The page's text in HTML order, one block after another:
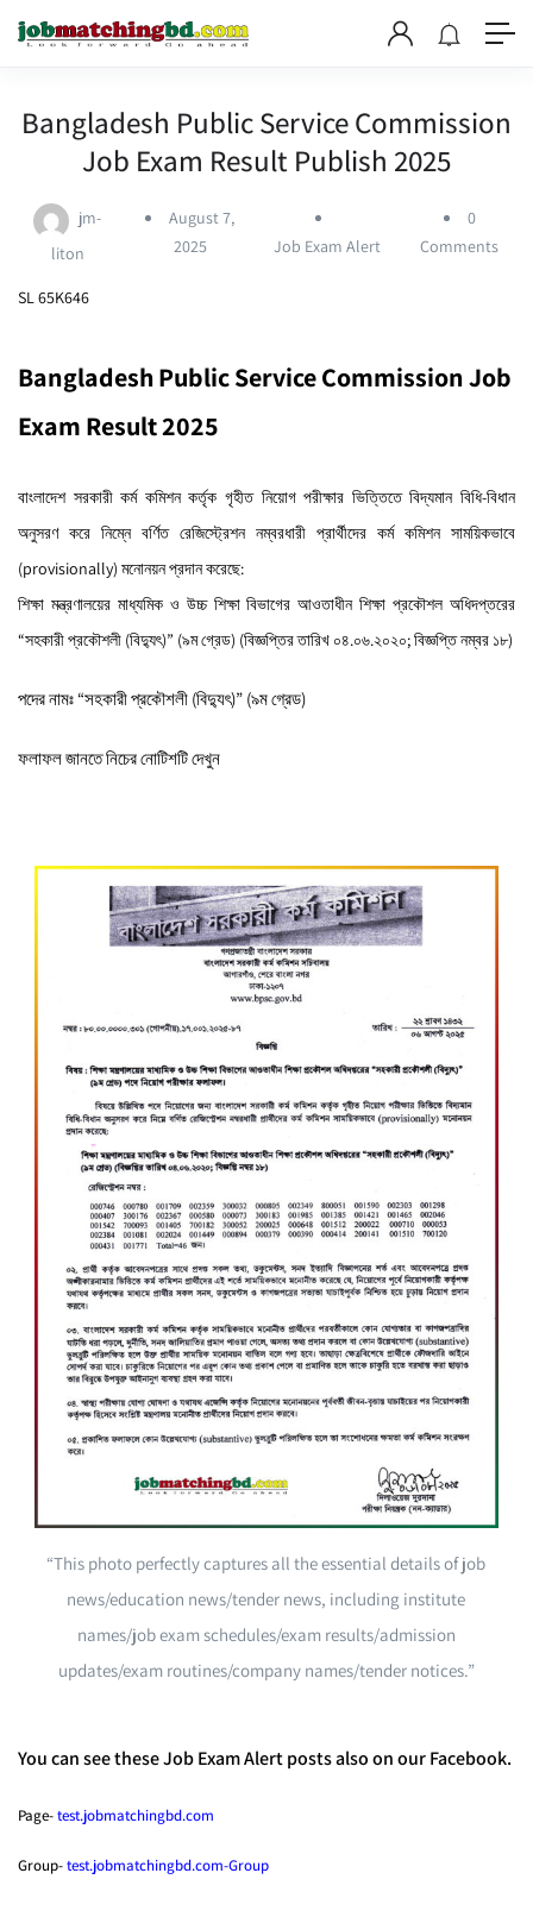
Bangladesh Public Service Commission
Job Exam Result Publish 2025
jm-
liton
August 7,
2025
Job Exam Alert
0
Comments
SL 65K646
Bangladesh Public Service Commission Job
Exam Result 2025
বাংলাদেশ সরকারী কর্ম কমিশন কর্তৃক গৃহীত নিয়োগ পরীক্ষার ভিত্তিতে বিদ্যমান বিধি-বিধান
অনুসরণ করে নিম্নে বর্ণিত রেজিস্ট্রেশন নম্বরধারী প্রার্থীদের কর্ম কমিশন সাময়িকভাবে
(provisionally) মনোনয়ন প্রদান করেছে:
শিক্ষা মন্ত্রণালয়ের মাধ্যমিক ও উচ্চ শিক্ষা বিভাগের আওতাধীন শিক্ষা প্রকৌশল অধিদপ্তরের
“সহকারী প্রকৌশলী (বিদ্যুৎ)” (৯ম গ্রেড) (বিজ্ঞপ্তির তারিখ ০৪.০৬.২০২০; বিজ্ঞপ্তি নম্বর ১৮)
পদের নামঃ “সহকারী প্রকৌশলী (বিদ্যুৎ)” (৯ম গ্রেড)
ফলাফল জানতে নিচের নোটিশটি দেখুন
“This photo perfectly captures all the essential details of job
news/education news/tender news, including institute
names/job exam schedules/exam results/admission
updates/exam routines/company names/tender notices.”
You can see these Job Exam Alert posts also on our Facebook.
Page-test.jobmatchingbd.com
Group-test.jobmatchingbd.com-Group